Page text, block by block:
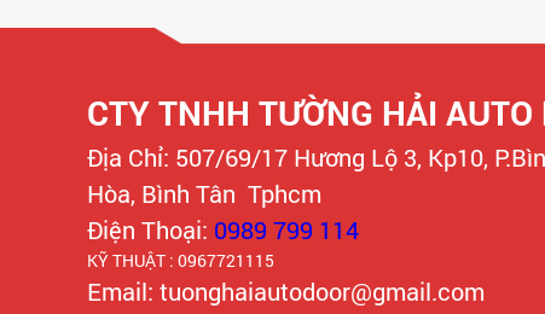
CTY TNHH TƯỜNG HẢI AUTO
Địa Chỉ: 507/69/17 Hương Lộ 3, Kp10,
Hòa, Bình Tân Tphcm
Điện Thoại: 0989 799 114
KỸ THUẬT : 0967721115
Email: tuonghaiautodoor@gmail.com